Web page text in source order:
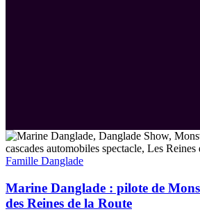
Famille Danglade
Marine Danglade : pilote de
des Reines de la Route